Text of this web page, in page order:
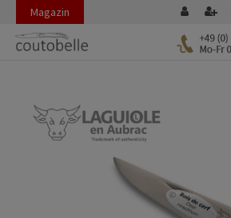
Magazin